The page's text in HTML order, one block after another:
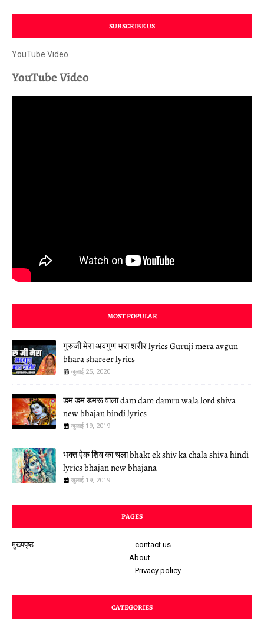
SUBSCRIBE US
YouTube Video
YouTube Video
MOST POPULAR
गुरुजी मेरा अवगुण भरा शरीर lyrics Guruji mera avgun
bhara shareer lyrics
जुलाई 25, 2020
डम डम डमरू वाला dam dam damru wala lord shiva
new bhajan hindi lyrics
जुलाई 19, 2019
भक्त ऐक शिव का चला bhakt ek shiv ka chala shiva hindi
lyrics bhajan new bhajana
जुलाई 19, 2019
PAGES
मुख्यपृष्ठ
contact us
About
Privacy policy
CATEGORIES